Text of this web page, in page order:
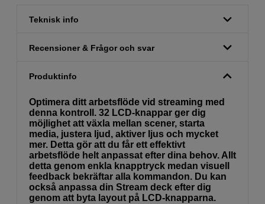
Teknisk info
Recensioner & Frågor och svar
Produktinfo
Optimera ditt arbetsflöde vid streaming med
denna kontroll. 32 LCD-knappar ger dig
möjlighet att växla mellan scener, starta
media, justera ljud, aktiver ljus och mycket
mer. Detta gör att du får ett effektivt
arbetsflöde helt anpassat efter dina behov. Allt
detta genom enkla knapptryck medan visuell
feedback bekräftar alla kommandon. Du kan
också anpassa din Stream deck efter dig
genom att byta layout på LCD-knapparna.